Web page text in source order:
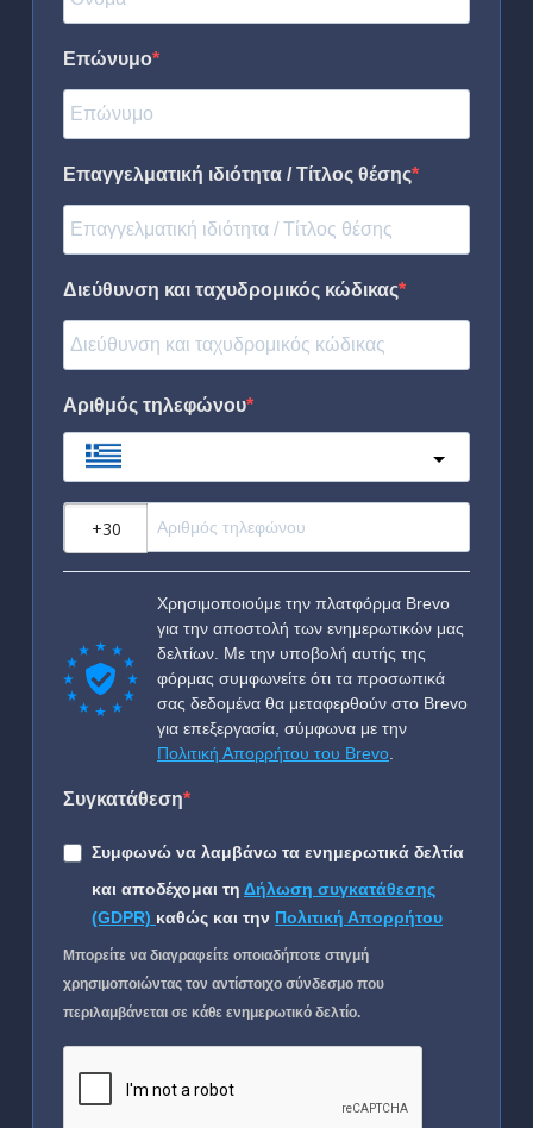
Επώνυμο
Επαγγελματική ιδιότητα / Τίτλος θέσης
Διεύθυνση και ταχυδρομικός κώδικας
Αριθμός τηλεφώνου
Χρησιμοποιούμε την πλατφόρμα Brevo
για την αποστολή των ενημερωτικών μας
δελτίων. Με την υποβολή αυτής της
φόρμας συμφωνείτε ότι τα προσωπικά
σας δεδομένα θα μεταφερθούν στο Brevo
για επεξεργασία, σύμφωνα με την
Πολιτική Απορρήτου του Brevo
Συγκατάθεση
Συμφωνώ να λαμβάνω τα ενημερωτικά δελτία
και αποδέχομαι τη Δήλωση συγκατάθεσης
(GDPR) καθώς και την Πολιτική Απορρήτου
Μπορείτε να διαγραφείτε οποιαδήποτε στιγμή
χρησιμοποιώντας τον αντίστοιχο σύνδεσμο που
περιλαμβάνεται σε κάθε ενημερωτικό δελτίο.